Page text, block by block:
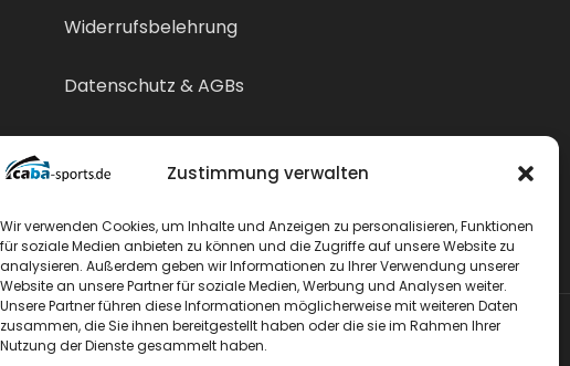
Zustimmung verwalten
Wir verwenden Cookies, um Inhalte und Anzeigen zu personalisieren, Funktionen
für soziale Medien anbieten zu können und die Zugriffe auf unsere Website zu
analysieren. Außerdem geben wir Informationen zu Ihrer Verwendung unserer
Website an unsere Partner für soziale Medien, Werbung und Analysen weiter.
Unsere Partner führen diese Informationen möglicherweise mit weiteren Daten
zusammen, die Sie ihnen bereitgestellt haben oder die sie im Rahmen Ihrer
Nutzung der Dienste gesammelt haben.
Widerrufsbelehrung
Datenschutz & AGBs
Vertrag widerrufen